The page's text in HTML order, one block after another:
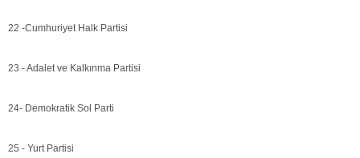
22 -Cumhuriyet Halk Partisi
23 - Adalet ve Kalkınma Partisi
24- Demokratik Sol Parti
25 - Yurt Partisi